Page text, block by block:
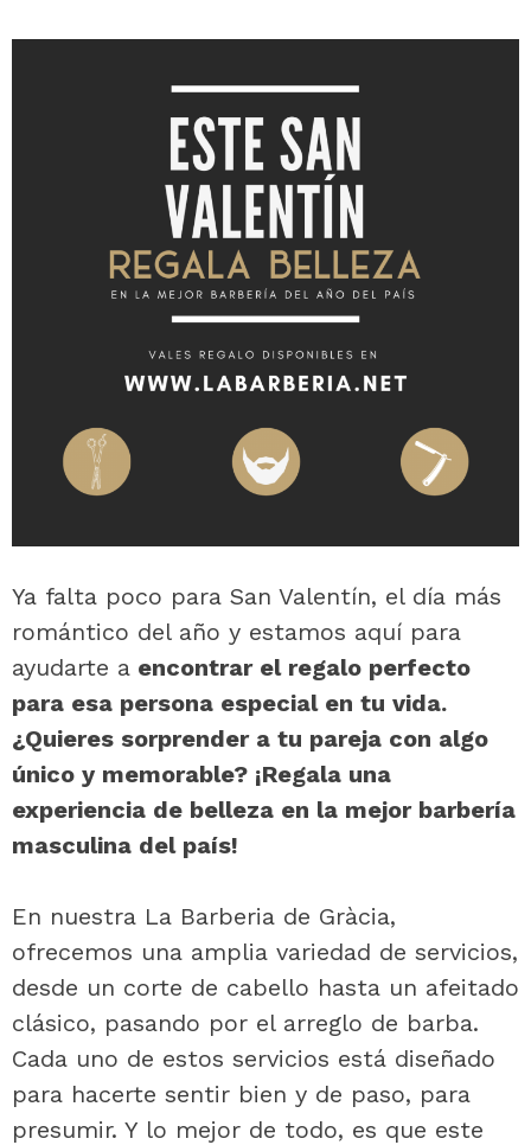
Ya falta poco para San Valentín, el día más
romántico del año y estamos aquí para
ayudarte a encontrar el regalo perfecto
para esa persona especial en tu vida.
¿Quieres sorprender a tu pareja con algo
único y memorable? ¡Regala una
experiencia de belleza en la mejor barbería
masculina del país!
En nuestra La Barberia de Gràcia,
ofrecemos una amplia variedad de servicios,
desde un corte de cabello hasta un afeitado
clásico, pasando por el arreglo de barba.
Cada uno de estos servicios está diseñado
para hacerte sentir bien y de paso, para
presumir. Y lo mejor de todo, es que este